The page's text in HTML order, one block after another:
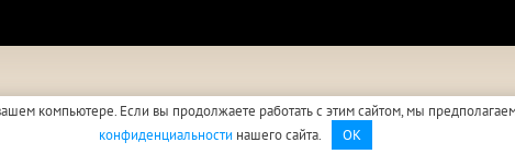
компьютере. Если вы продолжаете работать с этим сайтом, мы
конфиденциальности нашего сайта. OK